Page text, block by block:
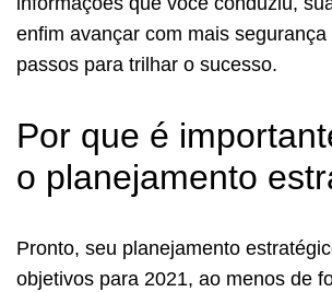
enfim avançar com mais
passos para trilhar o sucesso.
Por que é
o planejamento
Pronto, seu planejamento
objetivos para 2021, ao menos de